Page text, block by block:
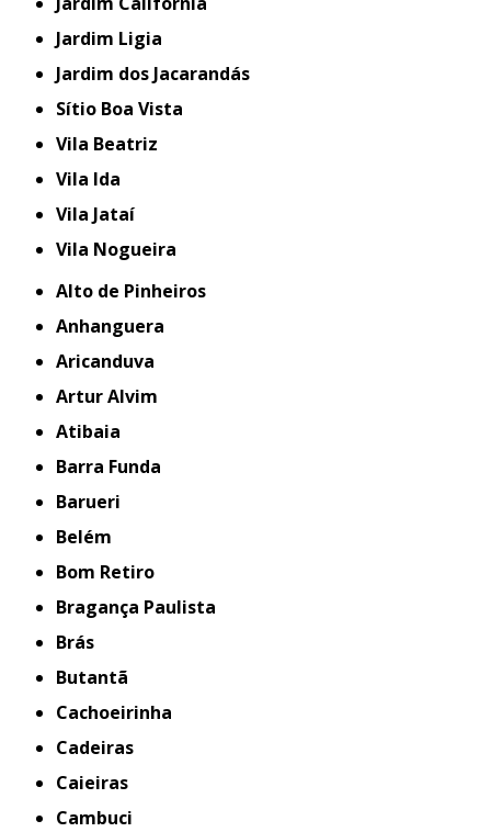
Jardim Ligia
Jardim dos Jacarandás
Sítio Boa Vista
Vila Beatriz
Vila Ida
Vila Jataí
Vila Nogueira
Alto de Pinheiros
Anhanguera
Aricanduva
Artur Alvim
Atibaia
Barra Funda
Barueri
Belém
Bom Retiro
Bragança Paulista
Brás
Butantã
Cachoeirinha
Cadeiras
Caieiras
Cambuci